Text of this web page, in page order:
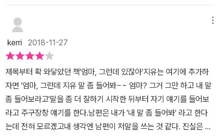
오늘도 할 이야기가 많아요. 세수를 할 때도, 양치질을 할 때도, 자기
전에 책을 고를 때도, 잠자리 책을 읽을 때도, 굿나잇키스를 할 때도,
엄마가 방문을 나설 때도 아이는 계속 엄마에게 말을 걸어요. '엄마,
그런데 있잖아' 아이의 반짝이고 행복해 보이는 표정과는 달리 엄마
의 얼굴은 얼마나 피곤해 보이는지 베개에 머리가 닿는 순간 바로 꿈
나라로 갈 수 있을 거 같아요. 하지만 아이는 엄마에게 또 말을 걸어
요. '그런데 있잖아' 이어 '엄마를 세상에서 제일 사랑한다고 말하고
싶어!' 엄마는 대답하죠.'엄마 마음에 쏙 드는 걸, 올리버! 엄마도 너를
사랑해. 너무너무 사랑해. 좋은 꿈꿔!' 아이는 결국 자신이 가장 하고
싶었던 마음을 전하고 가장 듣고 싶었던 마음을 받습니다. 그래도 아
kerri 2018-11-27
제목부터 확 와닿았던 책'엄마, 그런데 있잖아'지유는 여기에 추가하
자면 '엄마, 그런데 지유 말 좀 들어봐~~ 엄마? 그거 그만 하고 내 말
좀 들어보라고'말을 좀 더 잘하기 시작한 뒤부터 자기 얘기를 들어보
라고 주구장창 얘기를 한다.남편은 내가 '내 말 좀 들어봐' 라고 한다
는데 전혀 모르겠고내 생각엔 남편이 저말을 쓰는 것 같다. 진실은 그